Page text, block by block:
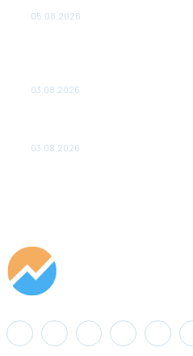
05.08.2026
03.08.2026
03.08.2026